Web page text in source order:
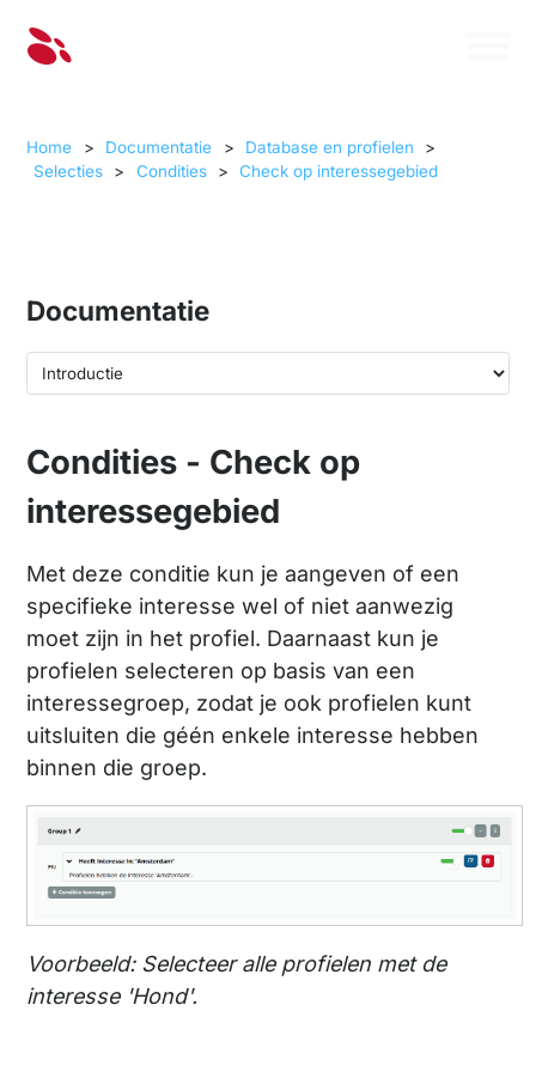
Home > Documentatie > Database en profielen
>
Selecties
> Condities > Check op interessegebied
Documentatie
Condities - Check op
interessegebied
Met deze conditie kun je aangeven of een
specifieke interesse wel of niet aanwezig
moet zijn in het profiel. Daarnaast kun je
profielen selecteren op basis van een
interessegroep, zodat je ook profielen kunt
uitsluiten die géén enkele interesse hebben
binnen die groep.
Voorbeeld: Selecteer alle profielen met de
interesse 'Hond'.